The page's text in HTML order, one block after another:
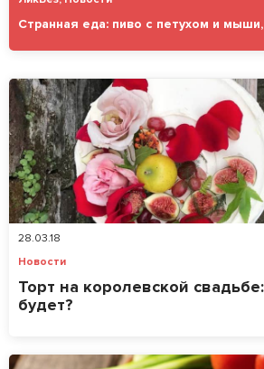
Странная еда: пиво с петухом и
28.03.18
Новости
Торт на королевской
будет?